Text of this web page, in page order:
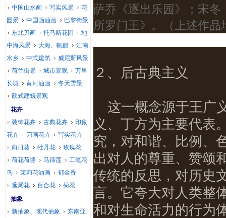
萨乔《逐出乐园》；宋
所罗门王》。（上述作
２、后古典主义
这一概念源于王广
义、丁方为主要代表
究，对和谐、比例、
出对人的尊重、赞颂
传统的反思，对历史
言。它夸大对人类整
和对生命活力的行为
中国山水画
写实风景
花
园景
中国画油画
巴黎街景
东北刀画
托马斯花园
地
中海风景
大海、帆船
江南
水乡
中式建筑
威尼斯风景
荷兰街景
城市景观
万里
长城
黄河油画
冬天雪景
欧式建筑景观
花卉
装饰花卉
古典花卉
印象
花卉
刀画花卉
写实花卉
向日葵
牡丹花
玫瑰花
荷花荷塘
马蹄莲
工笔花
鸟
茉莉花油画
郁金香
鸢尾花
百合花
菊花
抽象
新抽象、现代抽象
东南亚